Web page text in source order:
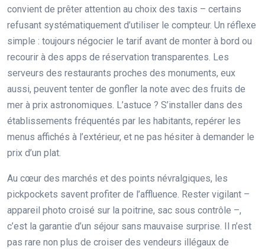
convient de prêter attention au choix des taxis – certains
refusant systématiquement d’utiliser le compteur. Un réflexe
simple : toujours négocier le tarif avant de monter à bord ou
recourir à des apps de réservation transparentes. Les
serveurs des restaurants proches des monuments, eux
aussi, peuvent tenter de gonfler la note avec des fruits de
mer à prix astronomiques. L’astuce ? S’installer dans des
établissements fréquentés par les habitants, repérer les
menus affichés à l’extérieur, et ne pas hésiter à demander le
prix d’un plat.
Au cœur des marchés et des points névralgiques, les
pickpockets savent profiter de l’affluence. Rester vigilant –
appareil photo croisé sur la poitrine, sac sous contrôle –,
c’est la garantie d’un séjour sans mauvaise surprise. Il n’est
pas rare non plus de croiser des vendeurs illégaux de